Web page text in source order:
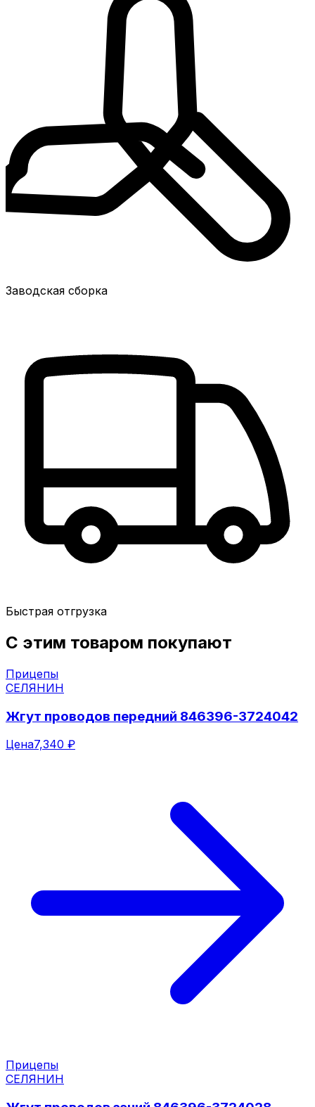
Заводская сборка
Быстрая отгрузка
С этим товаром покупают
Прицепы
СЕЛЯНИН
Жгут проводов передний 846396-3724042
Цена7,340 ₽
Прицепы
СЕЛЯНИН